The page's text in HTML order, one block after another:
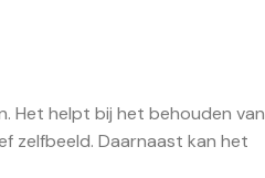
Het helpt bij het behouden van
zelfbeeld. Daarnaast kan het